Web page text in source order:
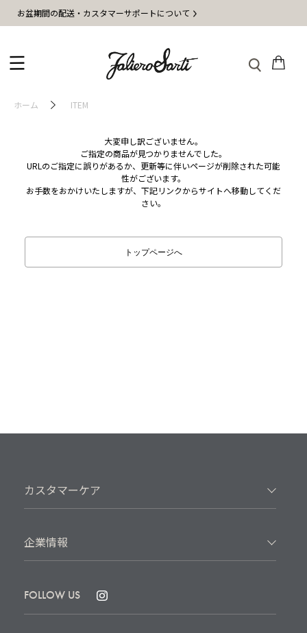
お盆期間の配送・カスタマーサポートについて
ホーム ITEM
大変申し訳ございません。
ご指定の商品が見つかりませんでした。
URLのご指定に誤りがあるか、更新等に伴いページが削除された可能
性がございます。
お手数をおかけいたしますが、下記リンクからサイトへ移動してくだ
さい。
トップページへ
カスタマーケア
企業情報
FOLLOW US